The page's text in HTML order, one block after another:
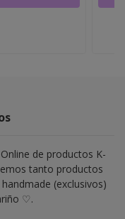
de productos K-
tanto productos
(exclusivos)
♡.